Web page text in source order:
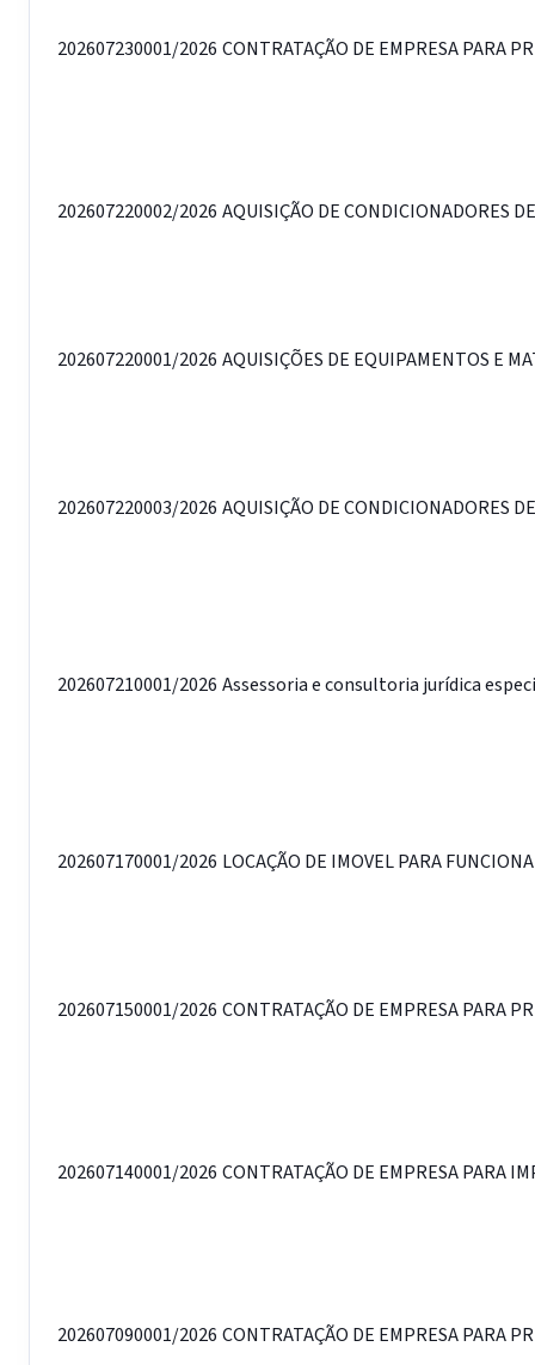
202607230001/2026 CONTRATAÇÃO DE EMPRESA PARA
202607220002/2026 AQUISIÇÃO DE CONDICIONADORES
202607220001/2026 AQUISIÇÕES DE EQUIPAMENTOS E
202607220003/2026 AQUISIÇÃO DE CONDICIONADORES
202607210001/2026 Assessoria e consultoria jurídica
202607170001/2026 LOCAÇÃO DE IMOVEL PARA
202607150001/2026 CONTRATAÇÃO DE EMPRESA PARA
202607140001/2026 CONTRATAÇÃO DE EMPRESA PARA
202607090001/2026 CONTRATAÇÃO DE EMPRESA PARA